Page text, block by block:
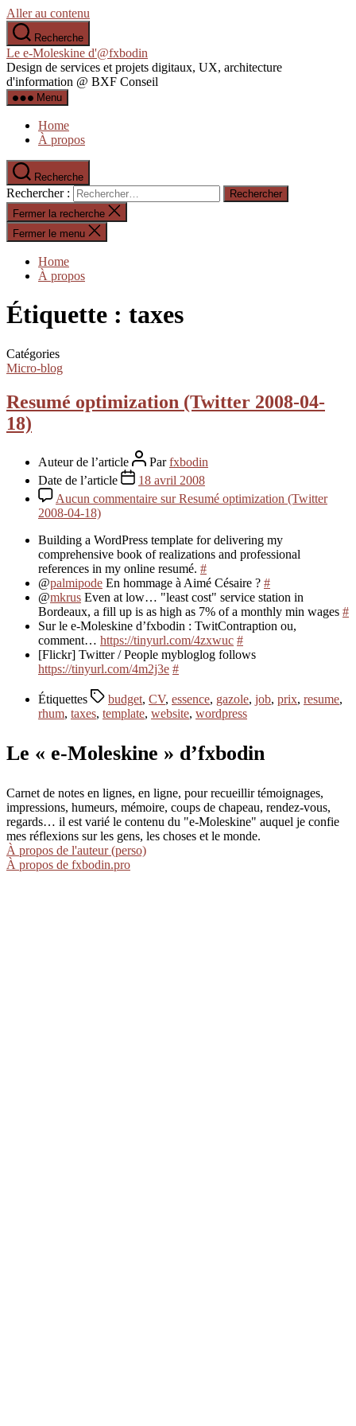
Aller au contenu
Recherche
Le e-Moleskine d'@fxbodin
Design de services et projets digitaux, UX, architecture
d'information @ BXF Conseil
Menu
Home
À propos
Recherche
Rechercher :
Fermer la recherche
Fermer le menu
Home
À propos
Étiquette : taxes
Catégories
Micro-blog
Resumé optimization (Twitter 2008-04-
18)
Auteur de l’article Parfxbodin
Date de l’article
18 avril 2008
Aucun commentaire sur Resumé optimization (Twitter
2008-04-18)
Building a WordPress template for delivering my
comprehensive book of realizations and professional
references in my online resumé. #
@palmipode En hommage à Aimé Césaire ? #
@mkrus Even at low… "least cost" service station in
Bordeaux, a fill up is as high as 7% of a monthly min wages #
Sur le e-Moleskine d’fxbodin : TwitContraption ou,
comment… https://tinyurl.com/4zxwuc #
[Flickr] Twitter / People mybloglog follows
https://tinyurl.com/4m2j3e #
Étiquettes budget, CV, essence, gazole, job, prix, resume,
rhum, taxes, template, website, wordpress
Le « e-Moleskine » d’fxbodin
Carnet de notes en lignes, en ligne, pour recueillir témoignages,
impressions, humeurs, mémoire, coups de chapeau, rendez-vous,
regards… il est varié le contenu du "e-Moleskine" auquel je confie
mes réflexions sur les gens, les choses et le monde.
À propos de l'auteur (perso)
À propos de fxbodin.pro